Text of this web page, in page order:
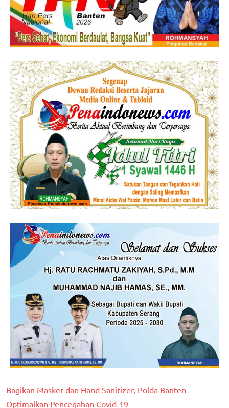
Bagikan Masker dan Hand Sanitizer, Polda Banten
Optimalkan Pencegahan Covid-19